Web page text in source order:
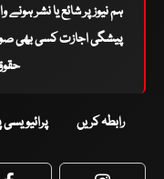
ہم نیوز پر شائع یا نشر ہونے
پیشگی اجازت کسی بھی
رابطہ کریں